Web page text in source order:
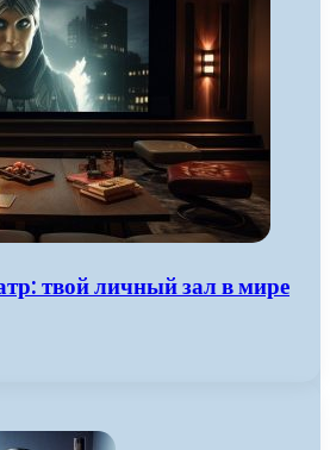
твой личный зал в мире